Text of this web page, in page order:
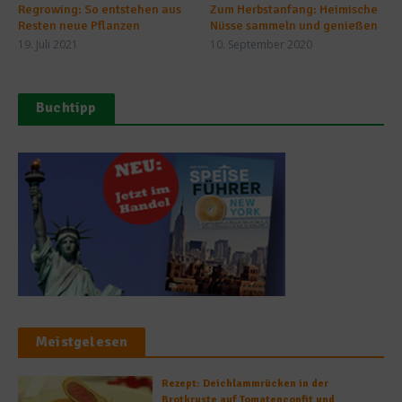
Regrowing: So entstehen aus
Resten neue Pflanzen
19. Juli 2021
Zum Herbstanfang: Heimische
Nüsse sammeln und genießen
10. September 2020
Buchtipp
Meistgelesen
Rezept: Deichlammrücken in der